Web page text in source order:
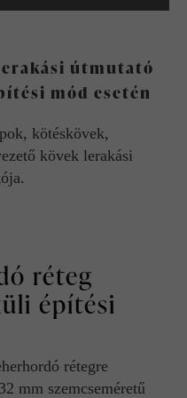
útmutató
mód esetén
kötéskövek,
kövek lerakási
réteg
építési
rétegre
mm szemcseméretű